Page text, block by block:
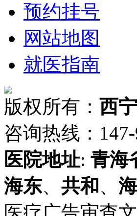
预约挂号
网站地图
就医指南
版权所有： 西
咨询热线：
医院地址: 青海
海东、 共和 、